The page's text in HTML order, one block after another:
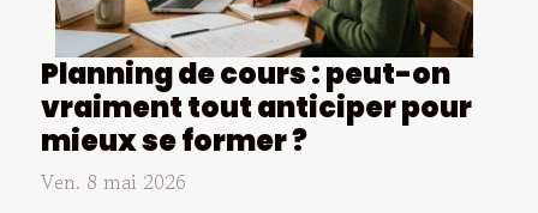
Planning de cours : peut-on
vraiment tout anticiper pour
mieux se former ?
Ven. 8 mai 2026